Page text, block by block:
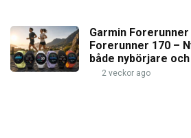
Garmin
Forerunner 170 –
både nybörjare
2 veckor ago